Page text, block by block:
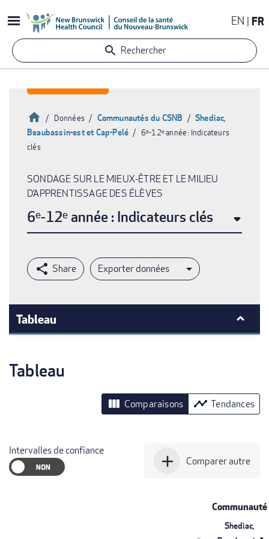
au
contenu
principal
EN FR
Rechercher
Fil
Accueil
Données Communautés du CSNB
Shediac,
Beaubassin-est et Cap-Pelé
6ᵉ-12ᵉ année : Indicateurs
clés
SONDAGE SUR LE MIEUX-ÊTRE ET LE MILIEU
D’APPRENTISSAGE DES ÉLÈVES
6ᵉ-12ᵉ année : Indicateurs clés
Exporter données
Tableau
Tableau
view_column Comparaisons timeline Tendances
Intervalles de confiance
add Comparer autre
Communauté
Shediac,